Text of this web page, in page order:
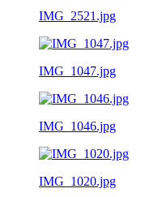
IMG_2521.jpg
IMG_1047.jpg
IMG_1046.jpg
IMG_1020.jpg